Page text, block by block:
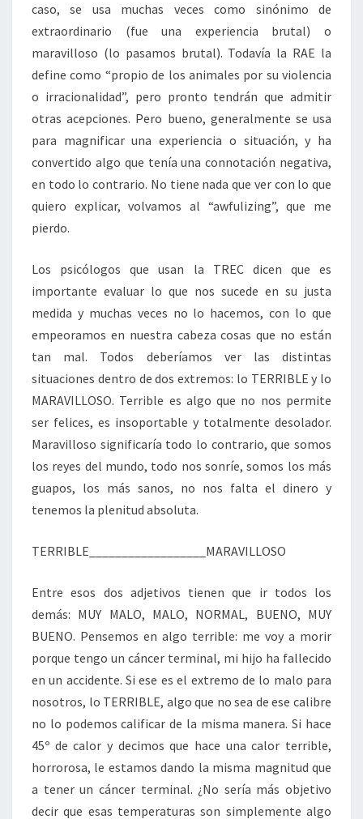
caso, se usa muchas veces como sinónimo de
extraordinario (fue una experiencia brutal) o
maravilloso (lo pasamos brutal). Todavía la RAE la
define como “propio de los animales por su violencia
o irracionalidad”, pero pronto tendrán que admitir
otras acepciones. Pero bueno, generalmente se usa
para magnificar una experiencia o situación, y ha
convertido algo que tenía una connotación negativa,
en todo lo contrario. No tiene nada que ver con lo que
quiero explicar, volvamos al “awfulizing”, que me
pierdo.
Los psicólogos que usan la TREC dicen que es
importante evaluar lo que nos sucede en su justa
medida y muchas veces no lo hacemos, con lo que
empeoramos en nuestra cabeza cosas que no están
tan mal. Todos deberíamos ver las distintas
situaciones dentro de dos extremos: lo TERRIBLE y lo
MARAVILLOSO. Terrible es algo que no nos permite
ser felices, es insoportable y totalmente desolador.
Maravilloso significaría todo lo contrario, que somos
los reyes del mundo, todo nos sonríe, somos los más
guapos, los más sanos, no nos falta el dinero y
tenemos la plenitud absoluta.
TERRIBLE__________________MARAVILLOSO
Entre esos dos adjetivos tienen que ir todos los
demás: MUY MALO, MALO, NORMAL, BUENO, MUY
BUENO. Pensemos en algo terrible: me voy a morir
porque tengo un cáncer terminal, mi hijo ha fallecido
en un accidente. Si ese es el extremo de lo malo para
nosotros, lo TERRIBLE, algo que no sea de ese calibre
no lo podemos calificar de la misma manera. Si hace
45º de calor y decimos que hace una calor terrible,
horrorosa, le estamos dando la misma magnitud que
a tener un cáncer terminal. ¿No sería más objetivo
decir que esas temperaturas son simplemente algo